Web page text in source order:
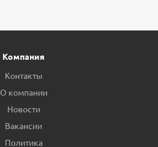
Компания
Контакты
О компании
Новости
Вакансии
Политика